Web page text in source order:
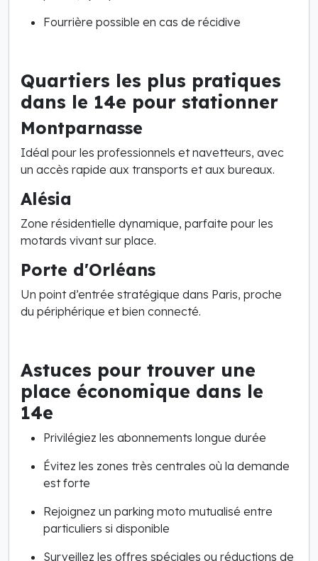
Fourrière possible en cas de récidive
Quartiers les plus pratiques
dans le 14e pour stationner
Montparnasse
Idéal pour les professionnels et navetteurs, avec
un accès rapide aux transports et aux bureaux.
Alésia
Zone résidentielle dynamique, parfaite pour les
motards vivant sur place.
Porte d'Orléans
Un point d’entrée stratégique dans Paris, proche
du périphérique et bien connecté.
Astuces pour trouver une
place économique dans le
14e
Privilégiez les abonnements longue durée
Évitez les zones très centrales où la demande
est forte
Rejoignez un parking moto mutualisé entre
particuliers si disponible
Surveillez les offres spéciales ou réductions de